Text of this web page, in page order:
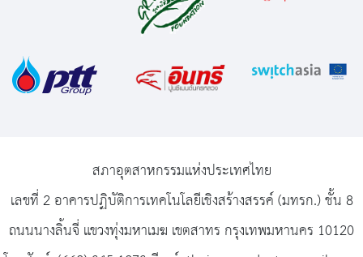
สภาอุตสาหกรรมแห่งประเทศไทย
เลขที่ 2 อาคารปฏิบัติการเทคโนโลยีเชิงสร้างสรรค์ (มทรก.) ชั้น 8
ถนนนางลิ้นจี่ แขวงทุ่งมหาเมฆ เขตสาทร กรุงเทพมหานคร 10120